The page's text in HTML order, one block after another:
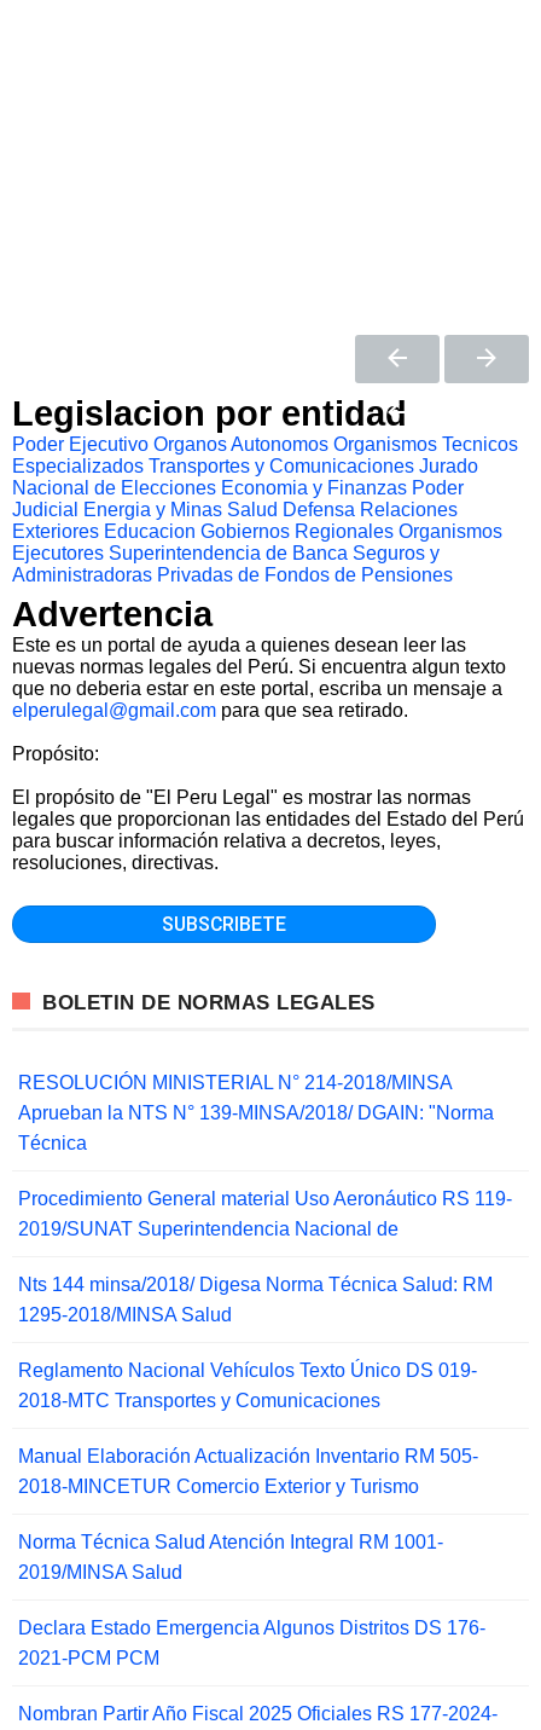
Legislacion por entidad
Poder Ejecutivo Organos Autonomos Organismos Tecnicos
Especializados Transportes y Comunicaciones Jurado
Nacional de Elecciones Economia y Finanzas Poder
Judicial
Energia y Minas Salud Defensa Relaciones
Exteriores Educacion Gobiernos Regionales Organismos
Ejecutores Superintendencia de Banca Seguros y
Administradoras Privadas de Fondos de Pensiones
Advertencia
Este es un portal de ayuda a quienes desean leer las
nuevas normas legales del Perú. Si encuentra algun texto
que no deberia estar en este portal, escriba un mensaje a
elperulegal@gmail.com para que sea retirado.
Propósito:
El propósito de "El Peru Legal" es mostrar las normas
legales que proporcionan las entidades del Estado del Perú
para buscar información relativa a decretos, leyes,
resoluciones, directivas.
BOLETIN DE NORMAS LEGALES
RESOLUCIÓN MINISTERIAL N° 214-2018/MINSA
Aprueban la NTS N° 139-MINSA/2018/ DGAIN: "Norma
Técnica
Procedimiento General material Uso Aeronáutico RS 119-
2019/SUNAT Superintendencia Nacional de
Nts 144 minsa/2018/ Digesa Norma Técnica Salud: RM
1295-2018/MINSA Salud
Reglamento Nacional Vehículos Texto Único DS 019-
2018-MTC Transportes y Comunicaciones
Manual Elaboración Actualización Inventario RM 505-
2018-MINCETUR Comercio Exterior y Turismo
Norma Técnica Salud Atención Integral RM 1001-
2019/MINSA Salud
Declara Estado Emergencia Algunos Distritos DS 176-
2021-PCM PCM
Nombran Partir Año Fiscal 2025 Oficiales RS 177-2024-